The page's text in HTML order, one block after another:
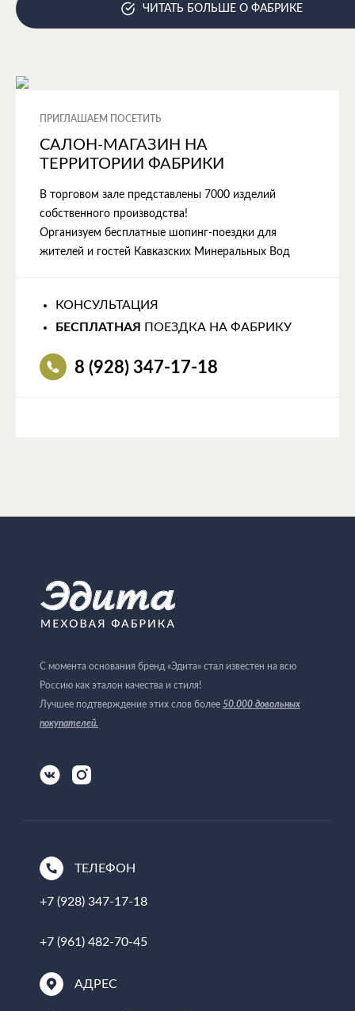
ЧИТАТЬ БОЛЬШЕ О ФАБРИКЕ
ПРИГЛАШАЕМ ПОСЕТИТЬ
САЛОН-МАГАЗИН НА
ТЕРРИТОРИИ ФАБРИКИ
В торговом зале представлены 7000 изделий
собственного производства!
Организуем бесплатные шопинг-поездки для
жителей и гостей Кавказских Минеральных Вод
КОНСУЛЬТАЦИЯ
БЕСПЛАТНАЯ
ПОЕЗДКА НА ФАБРИКУ
8 (928) 347-17-18
С момента основания бренд «Эдита» стал известен на всю
Россию как эталон качества и стиля!
Лучшее подтверждение этих слов более 50.000 довольных
покупателей.
ТЕЛЕФОН
+7 (928) 347-17-18
+7 (961) 482-70-45
АДРЕС